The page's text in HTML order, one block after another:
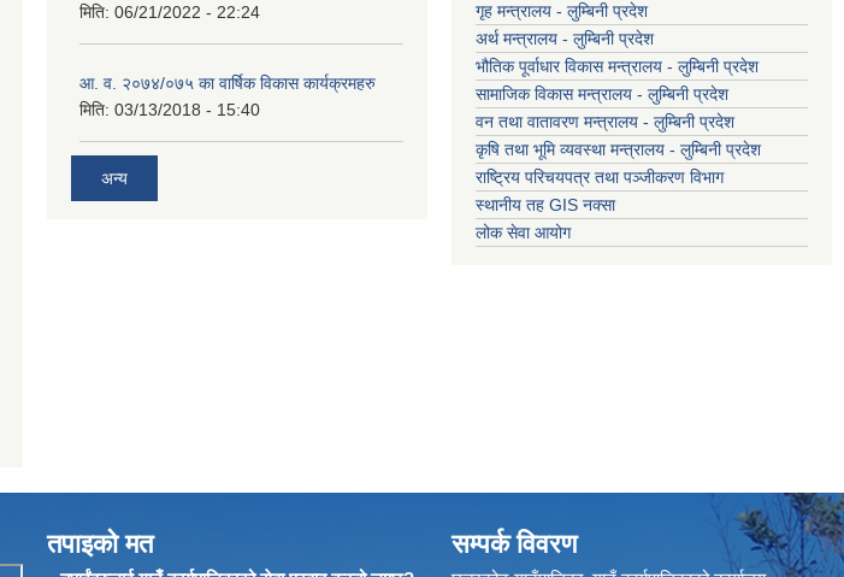
मिति: 06/21/2022 - 22:24
आ. व. २०७४/०७५ का वार्षिक विकास कार्यक्रमहरु
मिति: 03/13/2018 - 15:40
अन्य
गृह मन्त्रालय - लुम्बिनी प्रदेश
अर्थ मन्त्रालय - लुम्बिनी प्रदेश
भौतिक पूर्वाधार विकास मन्त्रालय - लुम्बिनी प्रदेश
सामाजिक विकास मन्त्रालय - लुम्बिनी प्रदेश
वन तथा वातावरण मन्त्रालय - लुम्बिनी प्रदेश
कृषि तथा भूमि व्यवस्था मन्त्रालय - लुम्बिनी प्रदेश
राष्ट्रिय परिचयपत्र तथा पञ्जीकरण विभाग
स्थानीय तह GIS नक्सा
लोक सेवा आयोग
तपाइको मत सम्पर्क विवरण